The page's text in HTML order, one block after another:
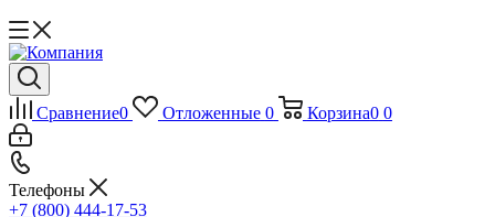
Сравнение0 Отложенные 0 Корзина0 0
Телефоны
+7 (800) 444-17-53